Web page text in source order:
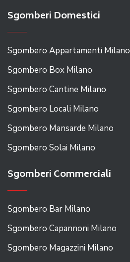
Sgomberi Domestici
Sgombero Appartamenti Milano
Sgombero Box Milano
Sgombero Cantine Milano
Sgombero Locali Milano
Sgombero Mansarde Milano
Sgombero Solai Milano
Sgomberi Commerciali
Sgombero Bar Milano
Sgombero Capannoni Milano
Sgombero Magazzini Milano